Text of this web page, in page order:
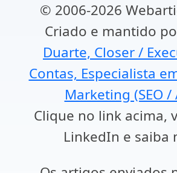
© 2006-2026
Criado e mantido
Duarte, Closer /
Contas, Especialista
Marketing (SEO /
Clique no link acima,
LinkedIn e saiba